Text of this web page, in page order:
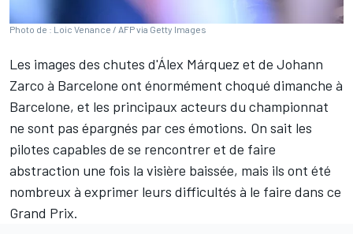
Photo de : Loic Venance / AFP via Getty Images
Les images des chutes d'Álex Márquez et de Johann
Zarco à Barcelone ont énormément choqué dimanche à
Barcelone, et les principaux acteurs du championnat
ne sont pas épargnés par ces émotions. On sait les
pilotes capables de se rencontrer et de faire
abstraction une fois la visière baissée, mais ils ont été
nombreux à exprimer leurs difficultés à le faire dans ce
Grand Prix.